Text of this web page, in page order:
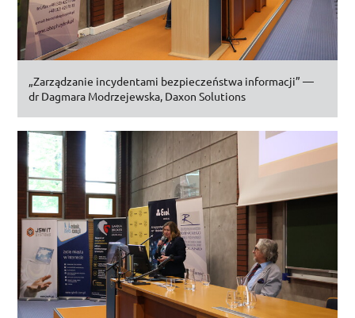
„Zarządzanie incydentami bezpieczeństwa informacji” —
drDagmara Modrzejewska, Daxon Solutions